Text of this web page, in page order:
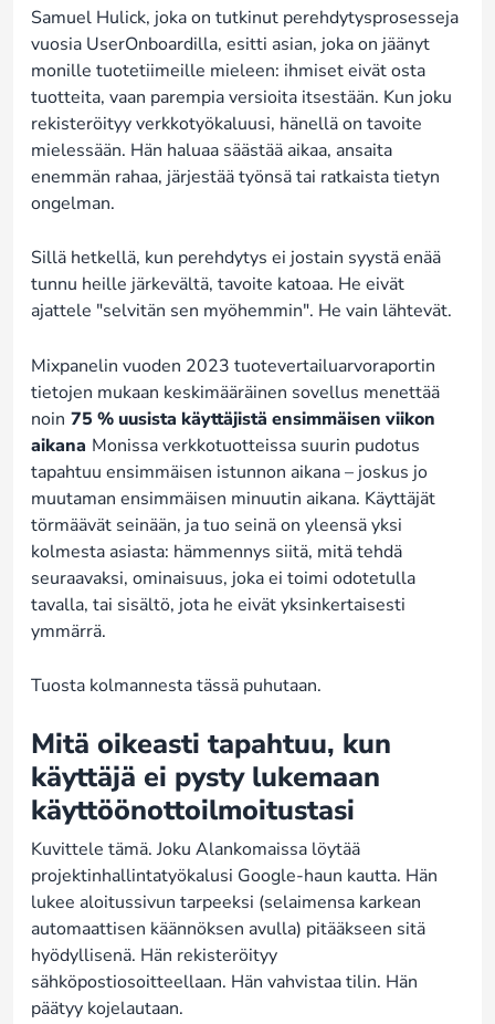
Samuel Hulick, joka on tutkinut perehdytysprosesseja
vuosia UserOnboardilla, esitti asian, joka on jäänyt
monille tuotetiimeille mieleen: ihmiset eivät osta
tuotteita, vaan parempia versioita itsestään. Kun joku
rekisteröityy verkkotyökaluusi, hänellä on tavoite
mielessään. Hän haluaa säästää aikaa, ansaita
enemmän rahaa, järjestää työnsä tai ratkaista tietyn
ongelman.
Sillä hetkellä, kun perehdytys ei jostain syystä enää
tunnu heille järkevältä, tavoite katoaa. He eivät
ajattele "selvitän sen myöhemmin". He vain lähtevät.
Mixpanelin vuoden 2023 tuotevertailuarvoraportin
tietojen mukaan keskimääräinen sovellus menettää
noin 75 % uusista käyttäjistä ensimmäisen viikon
aikana Monissa verkkotuotteissa suurin pudotus
tapahtuu ensimmäisen istunnon aikana – joskus jo
muutaman ensimmäisen minuutin aikana. Käyttäjät
törmäävät seinään, ja tuo seinä on yleensä yksi
kolmesta asiasta: hämmennys siitä, mitä tehdä
seuraavaksi, ominaisuus, joka ei toimi odotetulla
tavalla, tai sisältö, jota he eivät yksinkertaisesti
ymmärrä.
Tuosta kolmannesta tässä puhutaan.
Mitä oikeasti tapahtuu, kun
käyttäjä ei pysty lukemaan
käyttöönottoilmoitustasi
Kuvittele tämä. Joku Alankomaissa löytää
projektinhallintatyökalusi Google-haun kautta. Hän
lukee aloitussivun tarpeeksi (selaimensa karkean
automaattisen käännöksen avulla) pitääkseen sitä
hyödyllisenä. Hän rekisteröityy
sähköpostiosoitteellaan. Hän vahvistaa tilin. Hän
päätyy kojelautaan.